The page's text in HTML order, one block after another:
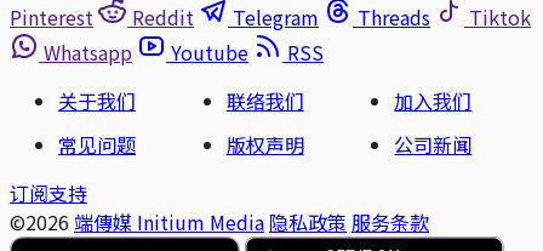
Pinterest
Reddit Telegram Threads
Tiktok
Whatsapp
Youtube
RSS
关于我们
联络我们
加入我们
常见问题
版权声明
公司新闻
订阅支持
©2026 端傳媒 Initium Media 隐私政策 服务条款